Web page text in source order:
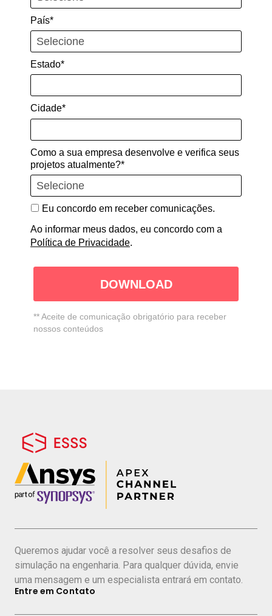
País*
Estado*
Cidade*
Como a sua empresa desenvolve e verifica seus
projetos atualmente?*
Eu concordo em receber comunicações.
Ao informar meus dados, eu concordo com a
Política de Privacidade.
DOWNLOAD
** Aceite de comunicação obrigatório para receber
nossos conteúdos
Queremos ajudar você a resolver seus desafios de
simulação na engenharia. Para qualquer dúvida, envie
uma mensagem e um especialista entrará em contato.
Entre em Contato